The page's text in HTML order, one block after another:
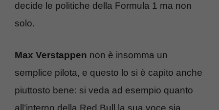
decide le politiche della Formula 1 ma non
solo.
Max Verstappen non è insomma un
semplice pilota, e questo lo si è capito anche
piuttosto bene: si veda ad esempio quanto
all’interno della Red Bull la sua voce sia